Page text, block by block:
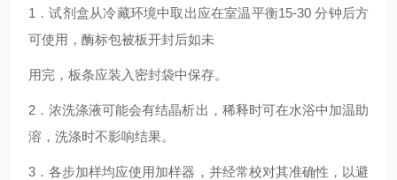
1 ．试剂盒从冷藏环境中取出应在室温平衡15-30 分钟后方
可使用，酶标包被板开封后如未
用完，板条应装入密封袋中保存。
2 ．浓洗涤液可能会有结晶析出，稀释时可在水浴中加温助
溶，洗涤时不影响结果。
3 ．各步加样均应使用加样器，并经常校对其准确性，以避